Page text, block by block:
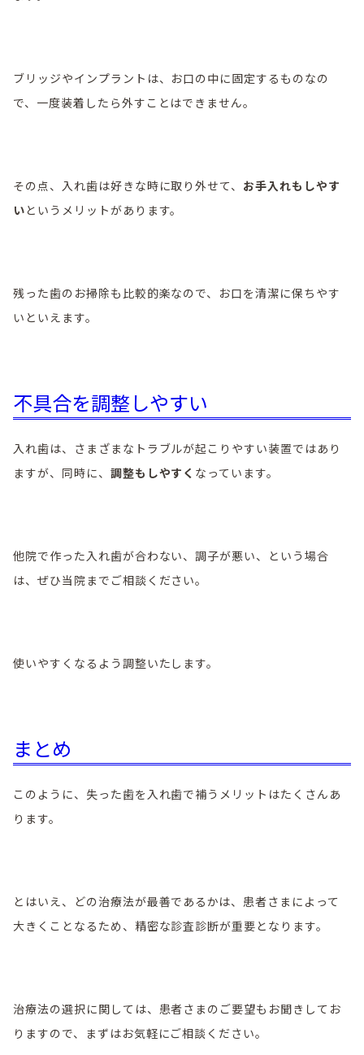
ブリッジやインプラントは、お口の中に固定するものなの
で、一度装着したら外すことはできません。
その点、入れ歯は好きな時に取り外せて、 お手入れもしやす
いというメリットがあります。
残った歯のお掃除も比較的楽なので、お口を清潔に保ちやす
いといえます。
不具合を調整しやすい
入れ歯は、さまざまなトラブルが起こりやすい装置ではあり
ますが、同時に、 調整もしやすく なっています。
他院で作った入れ歯が合わない、調子が悪い、という場合
は、ぜひ当院までご相談ください。
使いやすくなるよう調整いたします。
まとめ
このように、失った歯を入れ歯で補うメリットはたくさんあ
ります。
とはいえ、どの治療法が最善であるかは、患者さまによって
大きくことなるため、精密な診査診断が重要となります。
治療法の選択に関しては、患者さまのご要望もお聞きしてお
りますので、まずはお気軽にご相談ください。